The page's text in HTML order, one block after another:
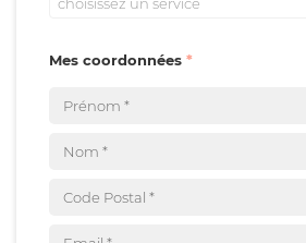
choisissez un service
Mes coordonnées